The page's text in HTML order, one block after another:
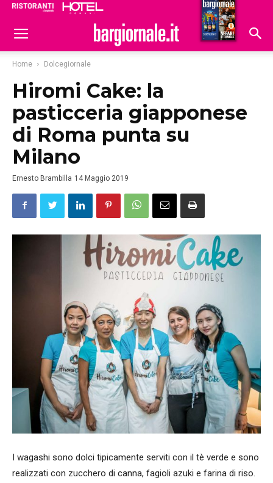
Hoteldomani
Home Dolcegiornale
Hiromi Cake: la
pasticceria giapponese
di Roma punta su
Milano
Ernesto Brambilla 14 Maggio 2019
I wagashi sono dolci tipicamente serviti con il tè verde e sono
realizzati con zucchero di canna, fagioli azuki e farina di riso.